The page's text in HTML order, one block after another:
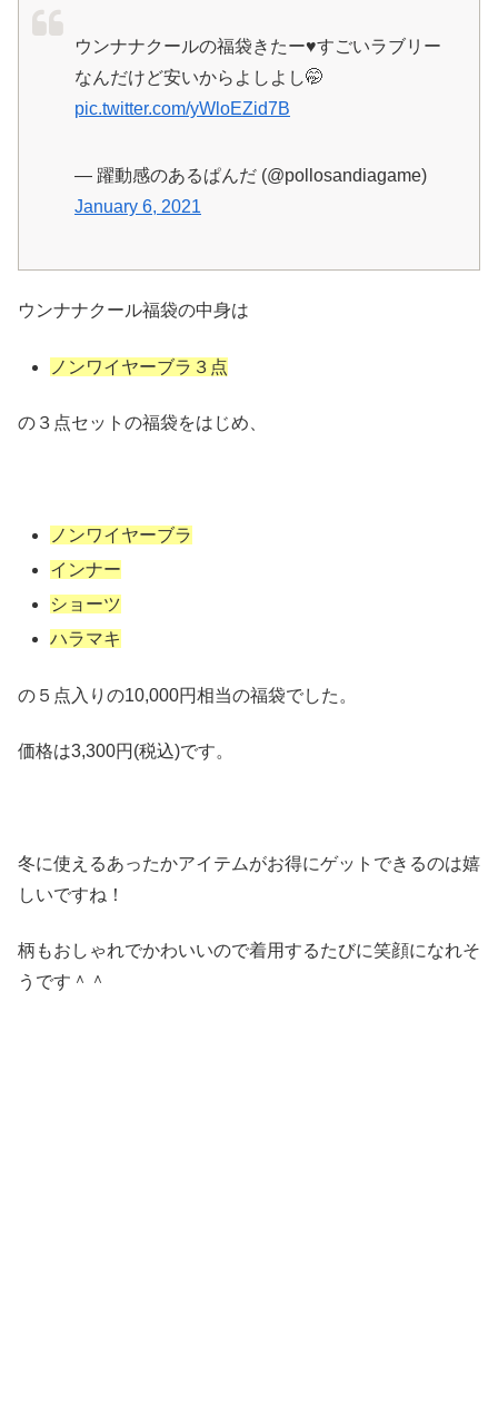
ウンナナクールの福袋きたー♥すごいラブリー
なんだけど安いからよしよし🤭
pic.twitter.com/yWloEZid7B
— 躍動感のあるぱんだ (@pollosandiagame)
January 6, 2021
ウンナナクール福袋の中身は
ノンワイヤーブラ３点
の３点セットの福袋をはじめ、
ノンワイヤーブラ
インナー
ショーツ
ハラマキ
の５点入りの10,000円相当の福袋でした。
価格は3,300円(税込)です。
冬に使えるあったかアイテムがお得にゲットできるのは嬉
しいですね！
柄もおしゃれでかわいいので着用するたびに笑顔になれそ
うです＾＾